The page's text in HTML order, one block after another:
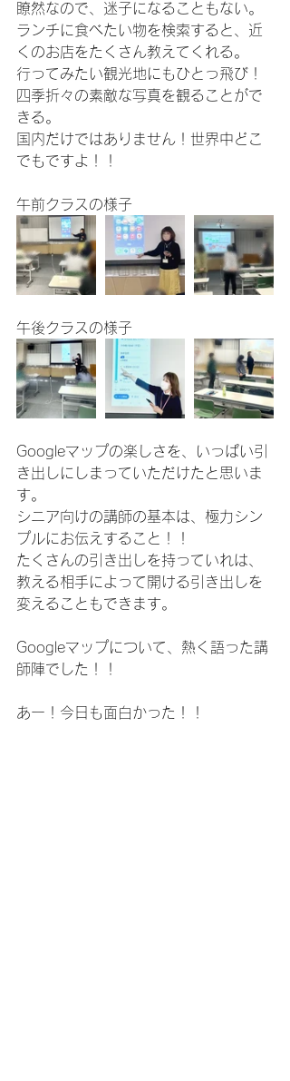
瞭然なので、迷子になることもない。
ランチに食べたい物を検索すると、近
くのお店をたくさん教えてくれる。
行ってみたい観光地にもひとっ飛び！
四季折々の素敵な写真を観ることがで
きる。
国内だけではありません！世界中どこ
でもですよ！！
午前クラスの様子
午後クラスの様子
Googleマップの楽しさを、いっぱい引
き出しにしまっていただけたと思いま
す。
シニア向けの講師の基本は、極力シン
プルにお伝えすること！！
たくさんの引き出しを持っていれは、
教える相手によって開ける引き出しを
変えることもできます。
Googleマップについて、熱く語った講
師陣でした！！
あー！今日も面白かった！！